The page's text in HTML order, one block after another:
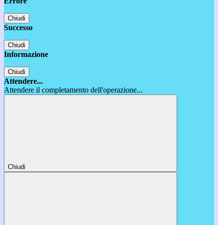
Chiudi
Successo
Chiudi
Informazione
Chiudi
Attendere...
Attendere il completamento dell'operazione...
Chiudi